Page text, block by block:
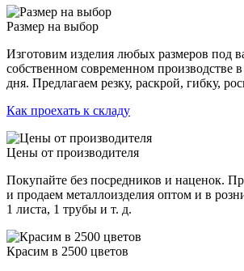
Размер на выбор
Изготовим изделия любых размеров под
собственном современном производстве
дня. Предлагаем резку, раскрой, гибку,
Как проехать к складу
Цены от производителя
Покупайте без посредников и наценок.
и продаем металлоизделия оптом и в
1 листа, 1 трубы и т. д.
Красим в 2500 цветов